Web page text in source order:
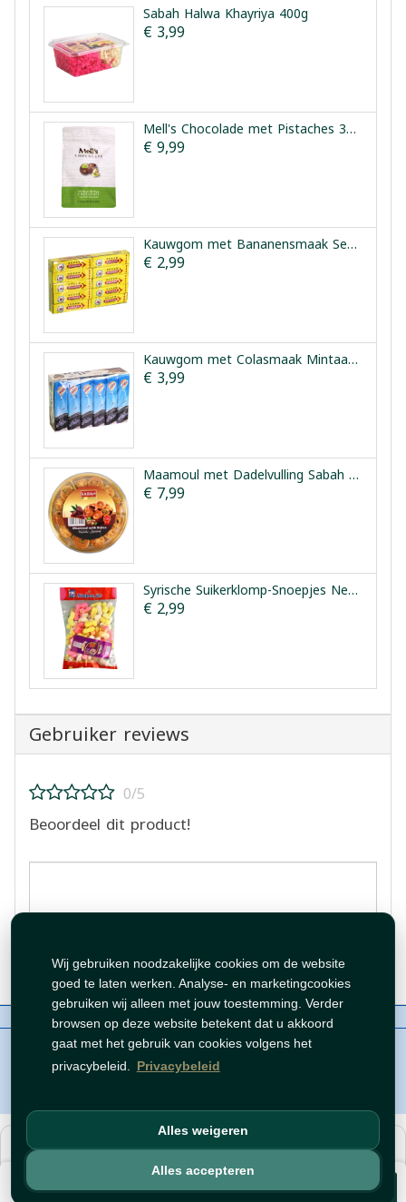
Wij gebruiken noodzakelijke cookies om de website
goed te laten werken. Analyse- en marketingcookies
gebruiken wij alleen met jouw toestemming. Verder
browsen op deze website betekent dat u akkoord
gaat met het gebruik van cookies volgens het
privacybeleid. Privacybeleid
Alles weigeren
Alles accepteren
€ 4,99 Voeg toe
Sabah Halwa Khayriya 400g
€ 3,99
Mell's Chocolade met Pistaches 300g
€ 9,99
Kauwgom met Bananensmaak Seham 20 Pakjes
€ 2,99
Kauwgom met Colasmaak Mintaad 24 Pakjes x 5 Stuks
€ 3,99
Maamoul met Dadelvulling Sabah Sharqi 350 g
€ 7,99
Syrische Suikerklomp-Snoepjes Nedjma Vet 250 g
€ 2,99
Gebruiker reviews
0/5
Beoordeel dit product!
Beoordeling plaatsen
Over ons Beleid
WhatsAppen
auteursrechten©Tawfeer 2018-2026
هذا متجر جملة. الأسعار وميزات الشراء متاحة فقط للحساباتالمسجّلة
والمفعّلة
سجّل دخولأوافتح حساب .